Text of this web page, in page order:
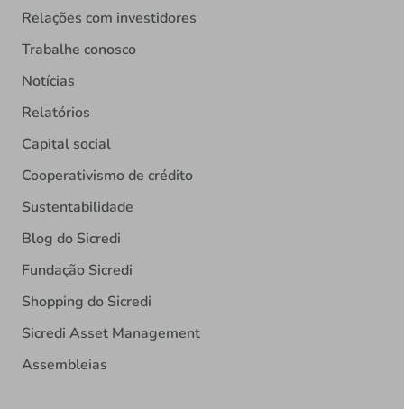
Relações com investidores
Trabalhe conosco
Notícias
Relatórios
Capital social
Cooperativismo de crédito
Sustentabilidade
Blog do Sicredi
Fundação Sicredi
Shopping do Sicredi
Sicredi Asset Management
Assembleias